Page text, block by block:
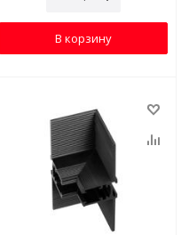
В корзину